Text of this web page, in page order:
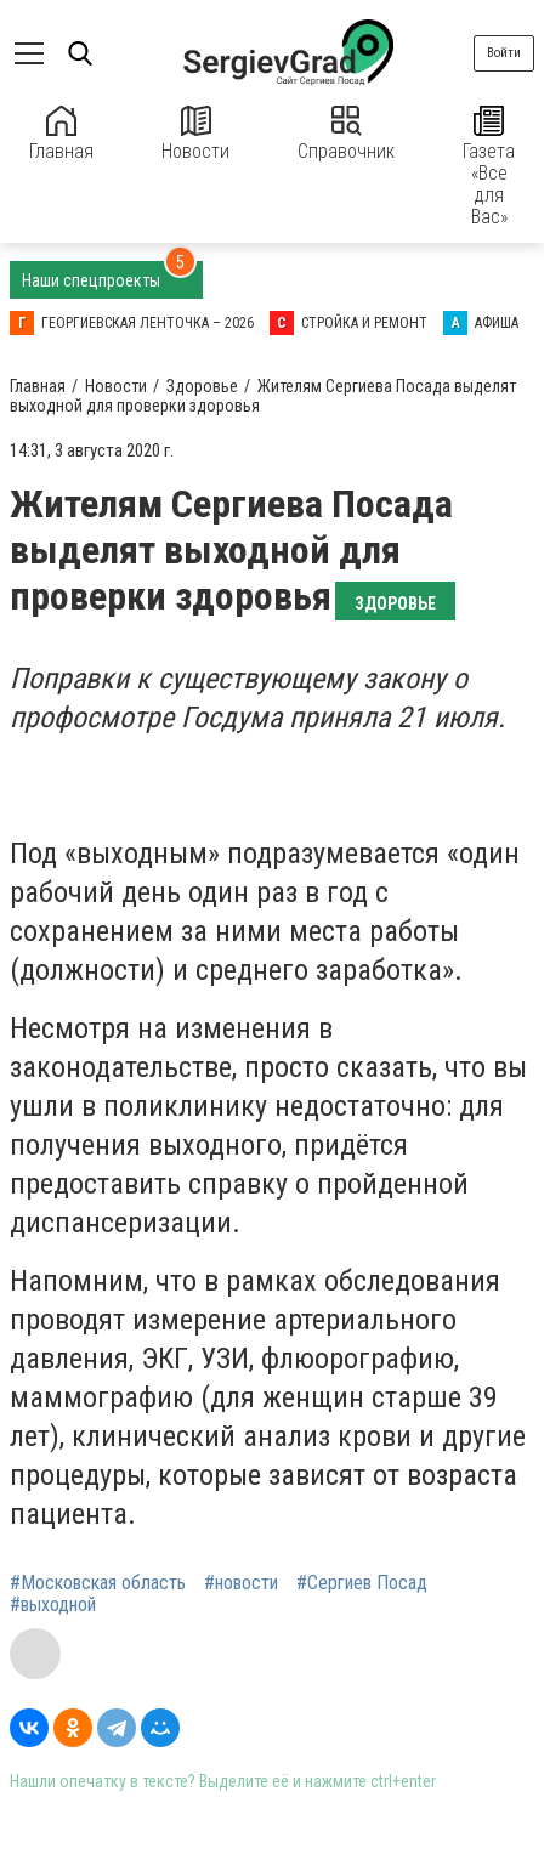
Главная Новости Справочник
Газета
«Все
для
Вас»
Войти
Наши спецпроекты
5
Г ГЕОРГИЕВСКАЯ ЛЕНТОЧКА – 2026 С СТРОЙКА И РЕМОНТ А АФИША
Главная Новости Здоровье
Жителям Сергиева Посада выделят
выходной для проверки здоровья
14:31, 3 августа 2020 г.
Жителям Сергиева Посада
выделят выходной для
проверки здоровья
ЗДОРОВЬЕ
Поправки к существующему закону о
профосмотре Госдума приняла 21 июля.
Под «выходным» подразумевается «один
рабочий день один раз в год с
сохранением за ними места работы
(должности) и среднего заработка».
Несмотря на изменения в
законодательстве, просто сказать, что вы
ушли в поликлинику недостаточно: для
получения выходного, придётся
предоставить справку о пройденной
диспансеризации.
Напомним, что в рамках обследования
проводят измерение артериального
давления, ЭКГ, УЗИ, флюорографию,
маммографию (для женщин старше 39
лет), клинический анализ крови и другие
процедуры, которые зависят от возраста
пациента.
#Московская область #новости
#Сергиев Посад
#выходной
Нашли опечатку в тексте? Выделите её и нажмите ctrl+enter